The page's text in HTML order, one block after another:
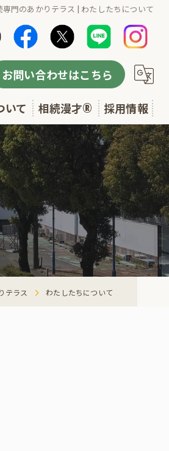
門のあかりテラス | わたしたちについて
お問い合わせはこちら
いて 相続漫才®
ナー実施予定(相続漫才・終活講座)
採用情報
テラス わたしたちについて